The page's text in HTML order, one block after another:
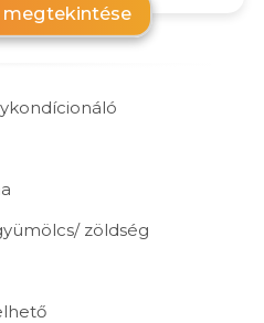
megtekintése
zöldség